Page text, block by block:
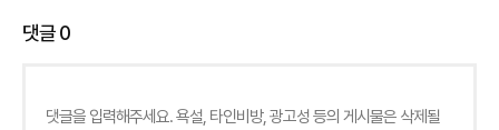
댓글0